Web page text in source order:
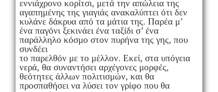
εννιάχρονο κορίτσι, μετά την απώλεια της
αγαπημένης της γιαγιάς ανακαλύπτει ότι δεν
κυλάνε δάκρυα από τα μάτια της. Παρέα μ’
ένα παγόνι ξεκινάει ένα ταξίδι σ’ ένα
παράλληλο κόσμο στον πυρήνα της γης, που
συνδέει
το παρελθόν με το μέλλον. Εκεί, στα υπόγεια
νερά, θα συναντήσει αρχέγονες μορφές,
θεότητες άλλων πολιτισμών, και θα
προσπαθήσει να λύσει τον γρίφο που θα